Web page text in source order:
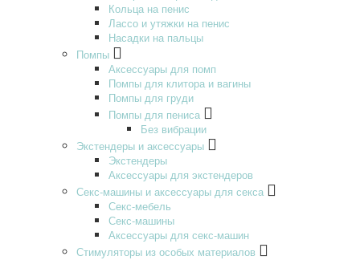
Кольца на пенис
Лассо и утяжки на пенис
Насадки на пальцы
Помпы
Аксессуары для помп
Помпы для клитора и вагины
Помпы для груди
Помпы для пениса
Без вибрации
Экстендеры и аксессуары
Экстендеры
Аксессуары для экстендеров
Секс-машины и аксессуары для секса
Секс-мебель
Секс-машины
Аксессуары для секс-машин
Стимуляторы из особых материалов